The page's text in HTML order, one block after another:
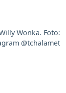
Wonka. Foto:
@tchalamet